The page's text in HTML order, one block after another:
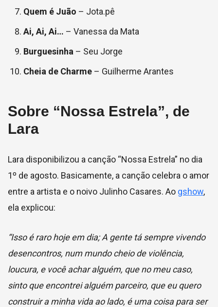
Quem é Juão – Jota.pê
Ai, Ai, Ai… – Vanessa da Mata
Burguesinha – Seu Jorge
Cheia de Charme – Guilherme Arantes
Sobre “Nossa Estrela”, de
Lara
Lara disponibilizou a canção “Nossa Estrela” no dia
1º de agosto. Basicamente, a canção celebra o amor
entre a artista e o noivo Julinho Casares. Ao gshow,
ela explicou:
“Isso é raro hoje em dia; A gente tá sempre vivendo
desencontros, num mundo cheio de violência,
loucura, e você achar alguém, que no meu caso,
sinto que encontrei alguém parceiro, que eu quero
construir a minha vida ao lado, é uma coisa para ser